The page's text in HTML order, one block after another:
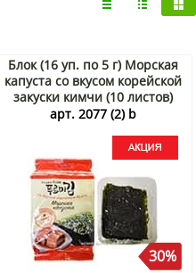
Блок (16 уп. по 5 г) Морская
капуста со вкусом корейской
закуски кимчи (10 листов)
Фурми Ким (Furmi Kim),
арт. 2077 (2) b
30%